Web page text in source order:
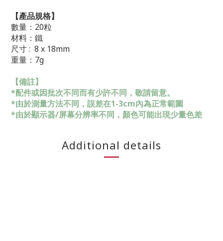
【產品規格】
數量：20粒
材料：鐵
尺寸 : 8 x 18mm
重量：7g
【備註】
*配件或因批次不同而有少許不同，敬請留意。
*由於測量方法不同，誤差在1-3cm內為正常範圍
*由於顯示器/屏幕分辨率不同，顏色可能出現少量色差
Additional details